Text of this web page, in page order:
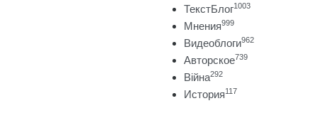
ТекстБлог1003
Мнения999
Видеоблоги962
Авторское739
Війна292
История117